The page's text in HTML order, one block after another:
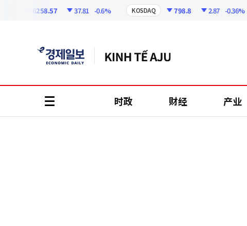
6258.57 37.81 -0.6% KOSDAQ 798.8 2.87 -0.36%
时政 财经 产业